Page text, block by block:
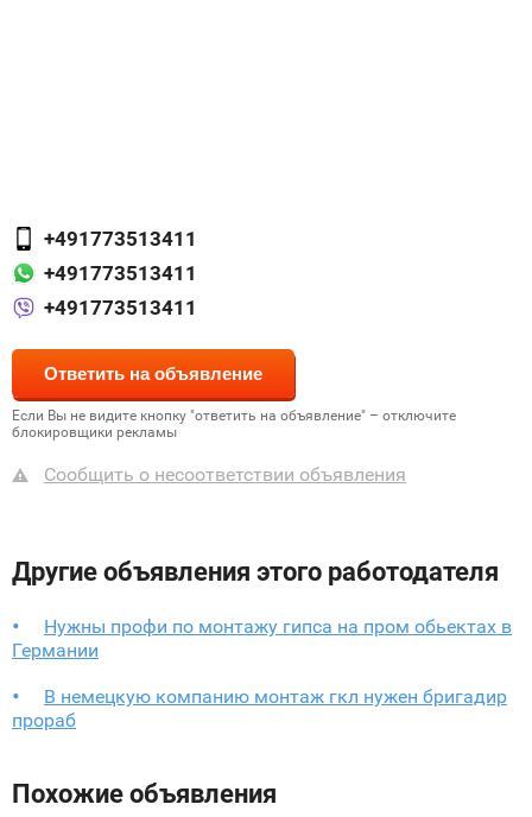
+491773513411
+491773513411
+491773513411
Если Вы не видите кнопку "ответить на объявление" – отключите
блокировщики рекламы
Сообщить о несоответствии объявления
Другие объявления этого работодателя
Нужны профи по монтажу гипса на пром обьектах в
Германии
В немецкую компанию монтаж гкл нужен бригадир
прораб
Похожие объявления